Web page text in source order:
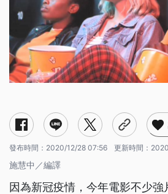
發布時間： 2020/12/28 07:56 更新時間：
施慧中／編譯
因為新冠疫情，今年電影不少